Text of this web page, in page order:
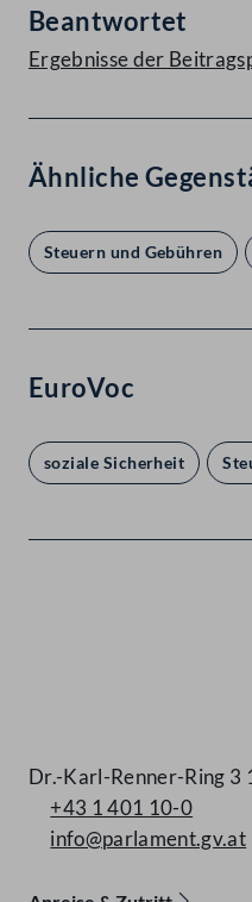
Beantwortet
Ergebnisse der
Ähnliche
Steuern und Gebühren
EuroVoc
soziale Sicherheit
Dr.-Karl-Renner-Ring 3
+43 1 401 10-0
info@parlament.gv.at